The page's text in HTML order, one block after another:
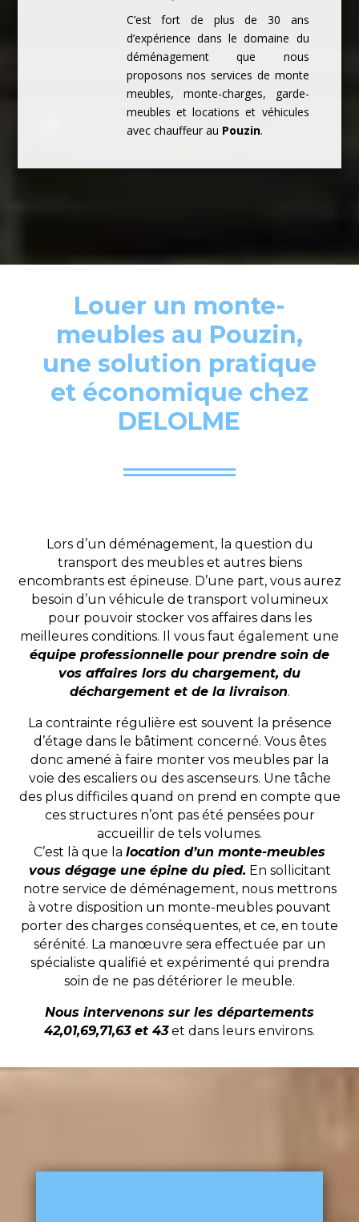
C’est fort de plus de 30 ans
d’expérience dans le domaine du
déménagement que nous
proposons nos services de monte
meubles, monte-charges, garde-
meubles et locations et véhicules
avec chauffeur au Pouzin.
Louer un monte-
meubles au Pouzin,
une solution pratique
et économique chez
DELOLME
Lors d’un déménagement, la question du
transport des meubles et autres biens
encombrants est épineuse. D’une part, vous aurez
besoin d’un véhicule de transport volumineux
pour pouvoir stocker vos affaires dans les
meilleures conditions. Il vous faut également une
équipe professionnelle pour prendre soin de
vos affaires lors du chargement, du
déchargement et de la livraison.
La contrainte régulière est souvent la présence
d’étage dans le bâtiment concerné. Vous êtes
donc amené à faire monter vos meubles par la
voie des escaliers ou des ascenseurs. Une tâche
des plus difficiles quand on prend en compte que
ces structures n’ont pas été pensées pour
accueillir de tels volumes.
C’est là que la location d’un monte-meubles
vous dégage une épine du pied. En sollicitant
notre service de déménagement, nous mettrons
à votre disposition un monte-meubles pouvant
porter des charges conséquentes, et ce, en toute
sérénité. La manœuvre sera effectuée par un
spécialiste qualifié et expérimenté qui prendra
soin de ne pas détériorer le meuble.
Nous intervenons sur les départements
42,01,69,71,63 et 43et dans leurs environs.